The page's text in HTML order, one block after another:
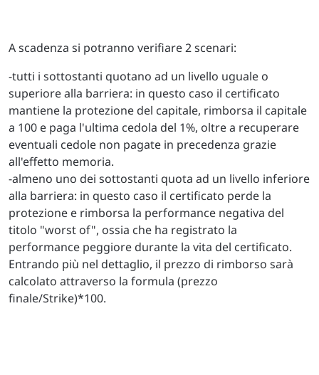
A scadenza si potranno verifiare 2 scenari:
-tutti i sottostanti quotano ad un livello uguale o
superiore alla barriera: in questo caso il certificato
mantiene la protezione del capitale, rimborsa il capitale
a 100 e paga l'ultima cedola del 1%, oltre a recuperare
eventuali cedole non pagate in precedenza grazie
all'effetto memoria.
-almeno uno dei sottostanti quota ad un livello inferiore
alla barriera: in questo caso il certificato perde la
protezione e rimborsa la performance negativa del
titolo "worst of", ossia che ha registrato la
performance peggiore durante la vita del certificato.
Entrando più nel dettaglio, il prezzo di rimborso sarà
calcolato attraverso la formula (prezzo
finale/Strike)*100.